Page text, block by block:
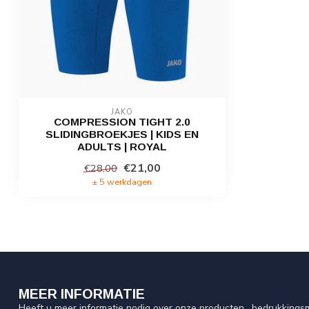
JAKO
COMPRESSION TIGHT 2.0
SLIDINGBROEKJES | KIDS EN
ADULTS | ROYAL
€28,00 €21,00
± 5 werkdagen
MEER INFORMATIE